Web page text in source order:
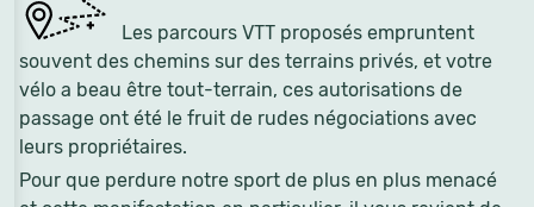
Les parcours VTT proposés empruntent
souvent des chemins sur des terrains privés, et votre
vélo a beau être tout-terrain, ces autorisations de
passage ont été le fruit de rudes négociations avec
leurs propriétaires.
Pour que perdure notre sport de plus en plus menacé